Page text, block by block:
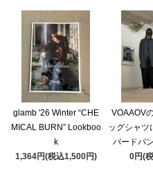
glamb '26 Winter “CHE
MICAL BURN” Lookboo
k
1,364円(税込1,500円)
VOAAOV
ッグシャツ
パードパ
0円(